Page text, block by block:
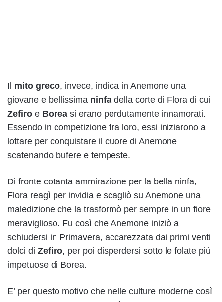
Il mito greco, invece, indica in Anemone una
giovane e bellissima ninfa della corte di Flora di cui
Zefiro e Borea si erano perdutamente innamorati.
Essendo in competizione tra loro, essi iniziarono a
lottare per conquistare il cuore di Anemone
scatenando bufere e tempeste.
Di fronte cotanta ammirazione per la bella ninfa,
Flora reagì per invidia e scagliò su Anemone una
maledizione che la trasformò per sempre in un fiore
meraviglioso. Fu così che Anemone iniziò a
schiudersi in Primavera, accarezzata dai primi venti
dolci di Zefiro, per poi disperdersi sotto le folate più
impetuose di Borea.
E’ per questo motivo che nelle culture moderne così